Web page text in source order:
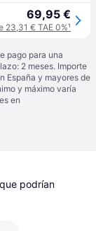
69,95 €
23,31 € TAE 0%¹
pago para una
2 meses. Importe
España y mayores de
y máximo varía
en
podrían